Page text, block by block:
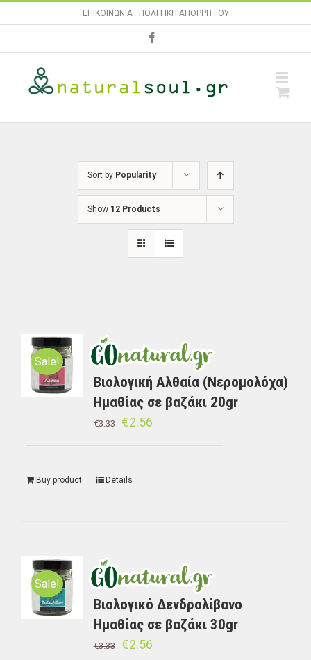
to
ΕΠΙΚΟΙΝΩΝΙΑ| ΠΟΛΙΤΙΚΗ ΑΠΟΡΡΗΤΟΥ
Sort by Popularity
Show 12 Products
Sale!
Βιολογική Αλθαία (Νερομολόχα)
Ημαθίας σε βαζάκι 20gr
€3.33 €2.56
Buy product Details
Sale!
Βιολογικό Δενδρολίβανο
Ημαθίας σε βαζάκι 30gr
€3.33 €2.56